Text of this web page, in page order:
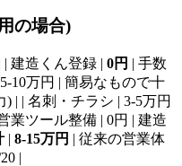
の場合)
| 建造くん登録 | 0円 | 手数
10万円 | 簡易なもので十
| | 名刺・チラシ | 3-5万円
業ツール整備 | 0円 | 建造
| 8-15万円 | 従来の営業体
|